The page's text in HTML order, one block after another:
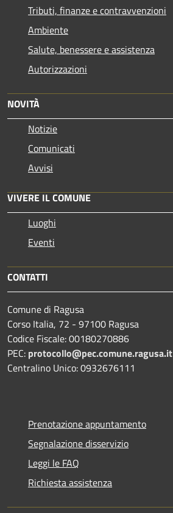
Tributi, finanze e contravvenzioni
Ambiente
Salute, benessere e assistenza
Autorizzazioni
NOVITÀ
Notizie
Comunicati
Avvisi
VIVERE IL COMUNE
Luoghi
Eventi
CONTATTI
Comune di Ragusa
Corso Italia, 72 - 97100 Ragusa
Codice Fiscale: 00180270886
PEC: protocollo@pec.comune.ragusa.it
Centralino Unico: 0932676111
Prenotazione appuntamento
Segnalazione disservizio
Leggi le FAQ
Richiesta assistenza